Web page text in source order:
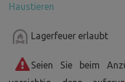
Haustieren
Lagerfeuer erlaubt
Seien Sie beim